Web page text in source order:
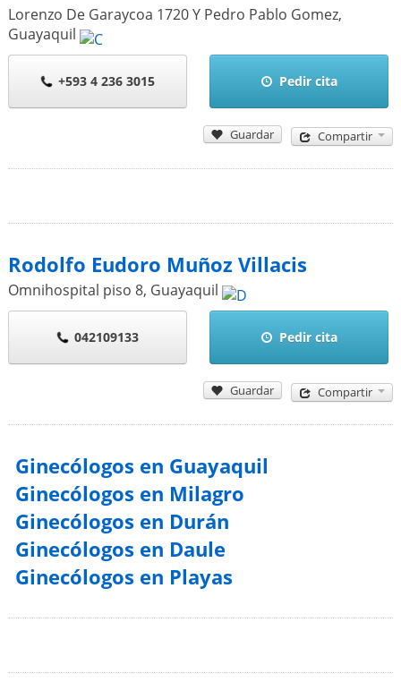
Lorenzo De Garaycoa 1720 Y Pedro Pablo Gomez,
Guayaquil
+593 4 236 3015 Pedir cita
Guardar Compartir
Rodolfo Eudoro Muñoz Villacis
Omnihospital piso 8, Guayaquil
042109133 Pedir cita
Guardar Compartir
Ginecólogos en Guayaquil
Ginecólogos en Milagro
Ginecólogos en Durán
Ginecólogos en Daule
Ginecólogos en Playas